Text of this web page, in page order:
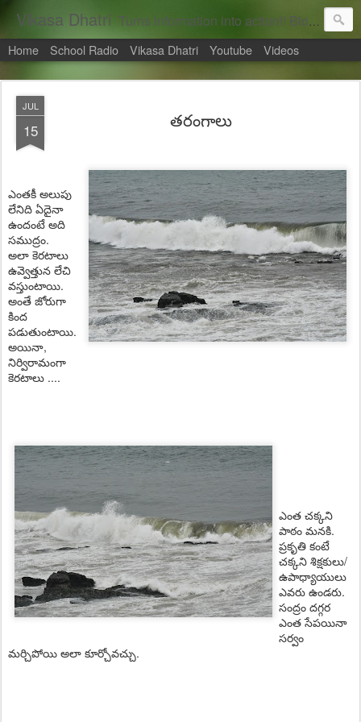
Vikasa Dhatri Turns information into action!! Blogs on Sustainability
Home School Radio Vikasa Dhatri Youtube Videos
JUL
15 తరంగాలు
ఎంతకీ అలుపు
లేనిది ఏదైనా
ఉందంటే అది
సముద్రం.
అలా కెరటాలు
ఉవ్వెత్తున లేచి
వస్తుంటాయి.
అంతే జోరుగా
కింద
పడుతుంటాయి.
అయినా,
నిర్విరామంగా
కెరటాలు ....
ఎంత చక్కని
పాఠం మనకి.
ప్రకృతి కంటే
చక్కని శిక్షకులు/
ఉపాధ్యాయులు
ఎవరు ఉండరు.
సంద్రం దగ్గర
ఎంత సేపయినా
సర్వం
మర్చిపోయి అలా కూర్చోవచ్చు.